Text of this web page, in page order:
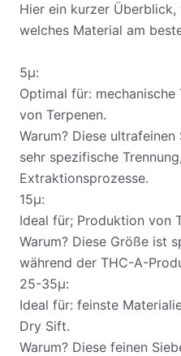
Hier ein kurzer
welches Material am
5µ:
Optimal für: mechanische
von Terpenen.
Warum? Diese
sehr spezifische
Extraktionsprozesse.
15µ:
Ideal für; Produktion von
Warum? Diese Größe ist
während der THC-A-
25-35µ:
Ideal für: feinste
Dry Sift.
Warum? Diese feinen